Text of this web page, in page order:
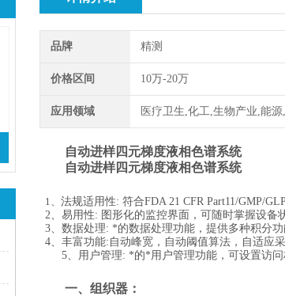
品牌 精测
价格区间 10万-20万
应用领域 医疗卫生,化工,生物产业,能
自动进样四元梯度液相色谱系统
自动进样四元梯度液相色谱系统
1、法规适用性: 符合FDA 21 CFR Part11/GMP/
2、易用性: 图形化的监控界面，可随时掌握设备
3、数据处理: *的数据处理功能，提供多种积分功
4、丰富功能:自动峰宽，自动阈值算法，自适应
5、用户管理: *的*用户管理功能，可设置访
一、组织器：